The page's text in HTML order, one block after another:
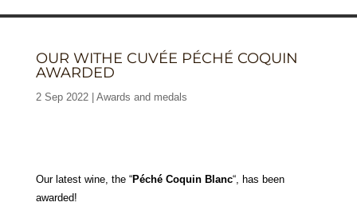
OUR WITHE CUVÉE PÉCHÉ COQUIN
AWARDED
2 Sep 2022 Awards and medals
Our latest wine, the “Péché Coquin Blanc“, has been
awarded!